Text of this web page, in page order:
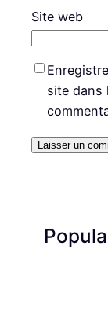
Site web
site dans